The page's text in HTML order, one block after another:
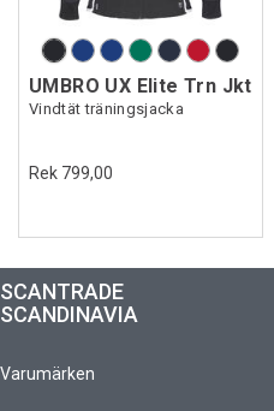
UMBRO UX Elite Trn Jkt
Vindtät träningsjacka
Rek 799,00
SCANTRADE
SCANDINAVIA
Varumärken